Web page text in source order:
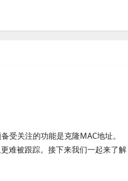
受关注的功能是克隆MAC地址。
难被跟踪。接下来我们一起来了解